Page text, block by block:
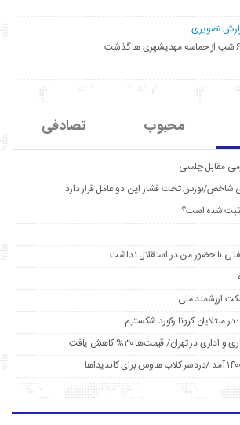
تصویری:
ها گذشت
محبوب تصادفی
مقابل چلسی
شاخص/بورس تحت فشار این دو عامل قرار دارد
مثبت شده است؟
با حضور من در استقلال نداشت
ارزشمند ملی
در مبتلایان کرونا رکورد شکستیم
در تهران/ قیمت‌ها ۳۰% کاهش یافت